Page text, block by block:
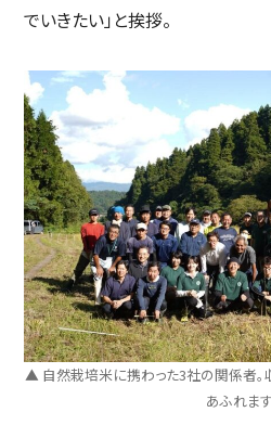
でいきたい」と挨拶。
▲ 自然栽培米に携わった3社の関係者
あふれます